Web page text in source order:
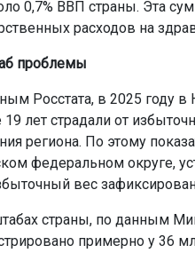
0,7% ВВП страны. Эта
расходов на
проблемы
Росстата, в 2025 году в
лет страдали от
региона. По этому
федеральном округе,
вес зафиксирован
страны, по данным
примерно у 36